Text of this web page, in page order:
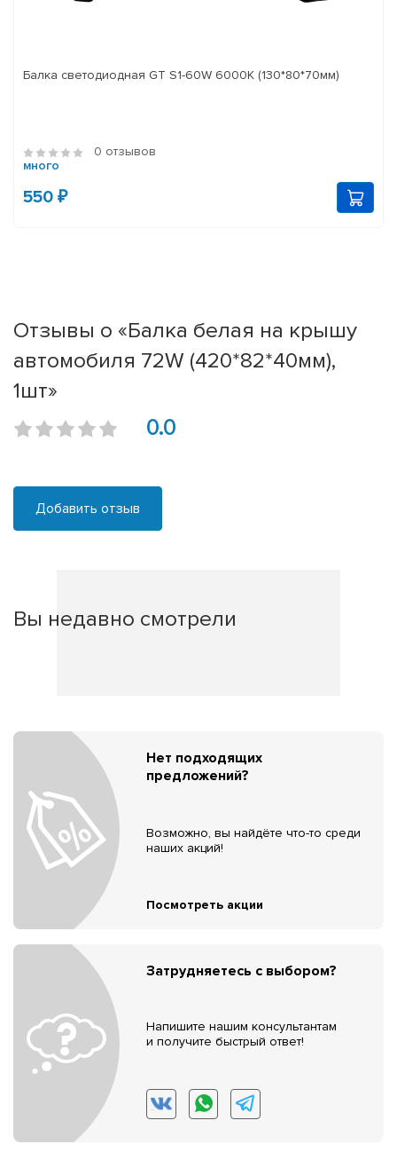
Балка светодиодная GT S1-60W 6000K (130*80*70мм)
0 отзывов
много
550 ₽
Отзывы о «Балка белая на крышу
автомобиля 72W (420*82*40мм),
1шт»
0.0
Добавить отзыв
Вы недавно смотрели
Нет подходящих
предложений?
Возможно, вы найдёте что-то среди
наших акций!
Посмотреть акции
Затрудняетесь с выбором?
Напишите нашим консультантам
и получите быстрый ответ!